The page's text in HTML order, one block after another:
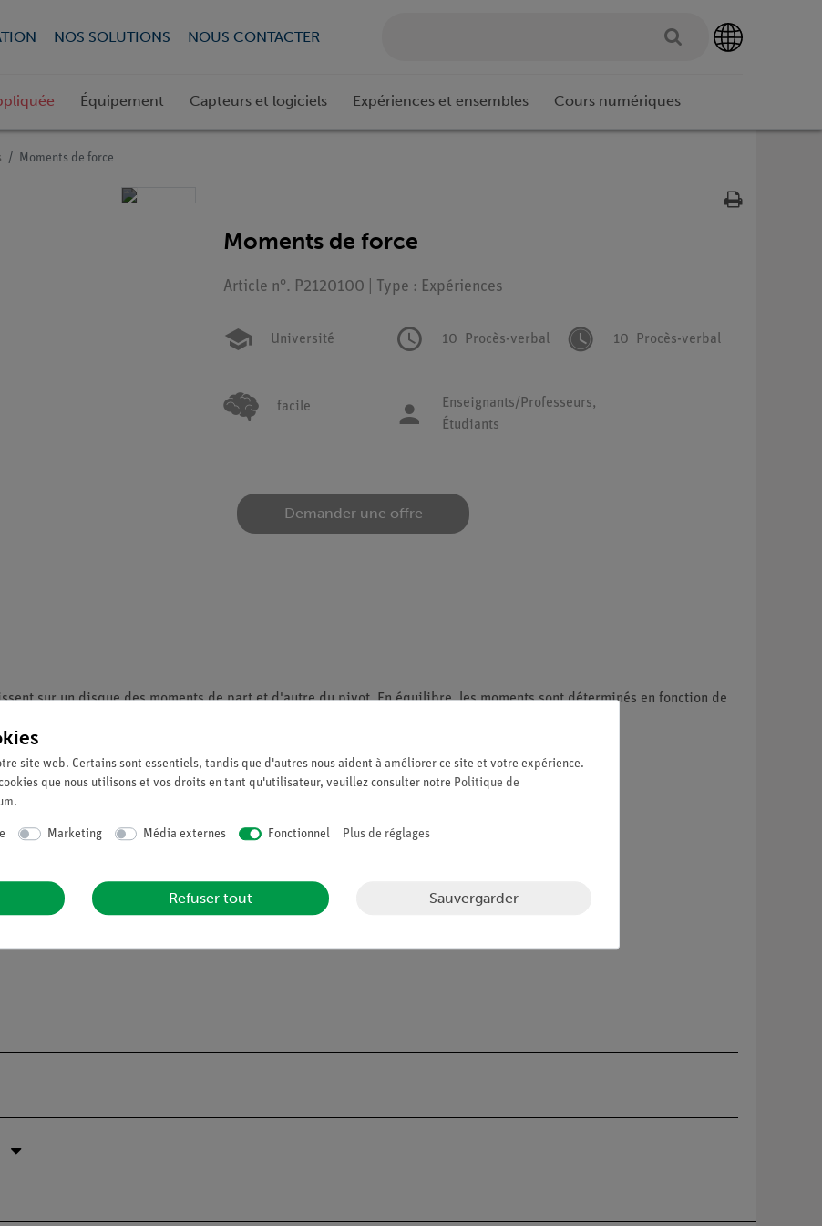
NOS SOLUTIONS NOUS CONTACTER
Équipement Capteurs et logiciels Expériences et ensembles Cours numériques
Moments de force
Moments de force
Article n°. P2120100 | Type : Expériences
Université 10 Procès-verbal 10 Procès-verbal
facile
Enseignants/Professeurs,
Étudiants
Demander une offre
sur un disque des moments de part et d'autre du pivot. En équilibre, les moments sont déterminés en fonction de
de référence.
entre l'origine des coordonnées et le point d'action de la force.
la force et le vecteur de position vers le point d'action de la force.
site web. Certains sont essentiels, tandis que d'autres nous aident à améliorer ce site et votre expérience.
que nous utilisons et vos droits en tant qu'utilisateur, veuillez consulter notre Politique de
.
Marketing Média externes Fonctionnel Plus de réglages
Refuser tout Sauvergarder